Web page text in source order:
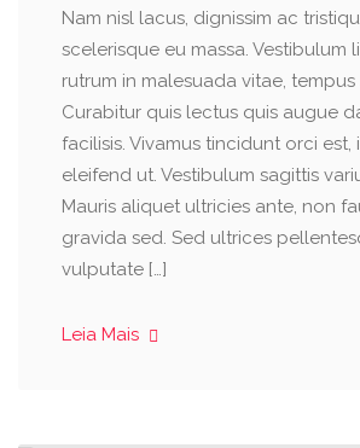
Nam nisl lacus, dignissim ac
scelerisque eu massa. Vestibulum
rutrum in malesuada vitae,
Curabitur quis lectus quis augue
facilisis. Vivamus tincidunt orci est,
eleifend ut. Vestibulum sagittis
Mauris aliquet ultricies ante, non
gravida sed. Sed ultrices
vulputate […]
Leia Mais